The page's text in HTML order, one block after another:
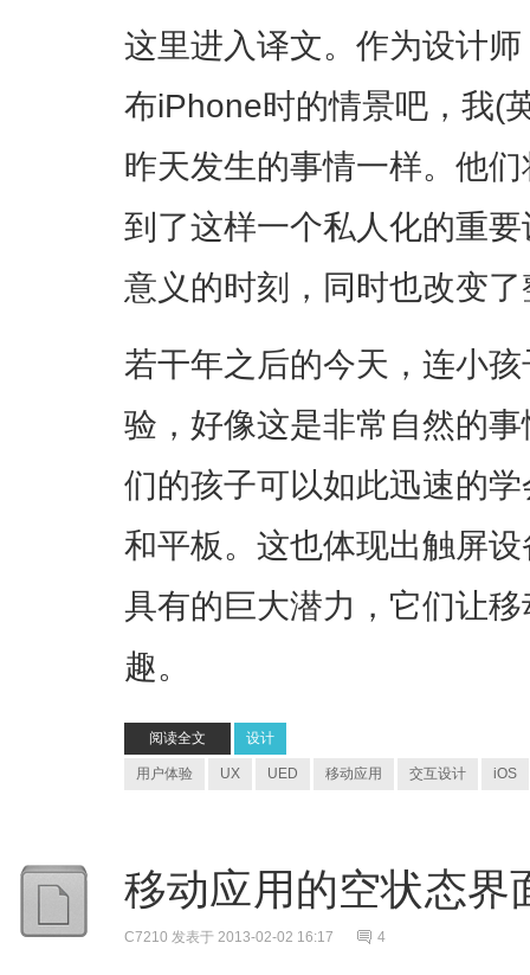
这里进入译文。作为设计
布iPhone时的情景吧，我(
昨天发生的事情一样。他
到了这样一个私人化的重
意义的时刻，同时也改变
若干年之后的今天，连小
验，好像这是非常自然的
们的孩子可以如此迅速的
和平板。这也体现出触屏
具有的巨大潜力，它们让
趣。
阅读全文 设计
用户体验 UX UED 移动应用 交互设计 iOS
移动应用的空状态
C7210 发表于 2013-02-02 16:17 4